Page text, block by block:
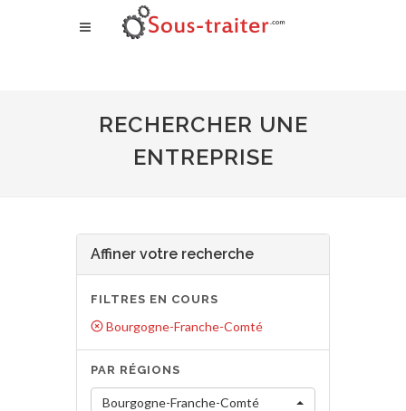
RECHERCHER UNE
ENTREPRISE
Affiner votre recherche
FILTRES EN COURS
Bourgogne-Franche-Comté
PAR RÉGIONS
Bourgogne-Franche-Comté